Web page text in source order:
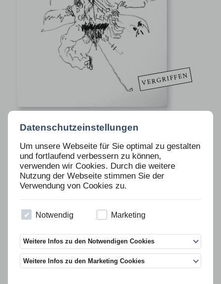
Datenschutzeinstellungen
Um unsere Webseite für Sie optimal zu gestalten
und fortlaufend verbessern zu können,
verwenden wir Cookies. Durch die weitere
Nutzung der Webseite stimmen Sie der
Verwendung von Cookies zu.
Notwendig Marketing
Weitere Infos zu den Notwendigen Cookies
Weitere Infos zu den Marketing Cookies
VERGRIFFEN
MICHAEL BAUER
Beschreibung
» o.T. « (Unikate)